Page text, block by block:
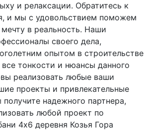
и релаксации. Обратитесь к
и мы с удовольствием поможем
в реальность. Наши
своего дела,
опытом в строительстве
тонкости и нюансы данного
реализовать любые ваши
проекты и привлекательные
надежного партнера,
любой проект по
4х6 деревня Козья Гора